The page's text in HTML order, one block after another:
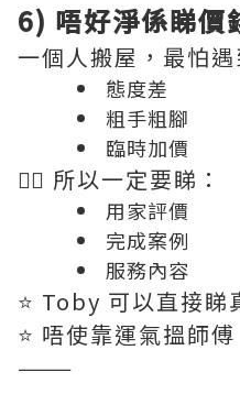
6) 唔好淨係睇價
一個人搬屋，最怕遇
態度差
粗手粗腳
臨時加價
👉🏻 所以一定要睇：
用家評價
完成案例
服務內容
⭐️ Toby 可以直接睇
⭐️ 唔使靠運氣搵師傅
———